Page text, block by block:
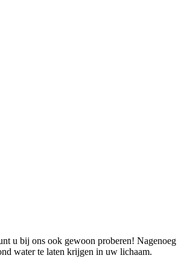
u bij ons ook gewoon proberen! Nagenoeg
water te laten krijgen in uw lichaam.